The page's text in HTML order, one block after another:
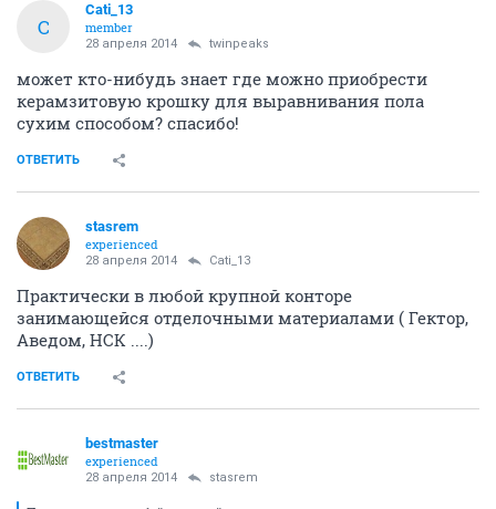
C
Cati_13
member
28 апреля 2014 twinpeaks
может кто-нибудь знает где можно приобрести
керамзитовую крошку для выравнивания пола
сухим способом? спасибо!
ОТВЕТИТЬ
stasrem
experienced
28 апреля 2014 Cati_13
Практически в любой крупной конторе
занимающейся отделочными материалами ( Гектор,
Аведом, НСК ....)
ОТВЕТИТЬ
bestmaster
experienced
28 апреля 2014 stasrem